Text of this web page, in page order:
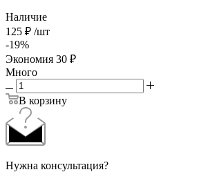
Наличие
125 ₽ /шт
-19%
Экономия 30 ₽
Много
В корзину
Нужна консультация?